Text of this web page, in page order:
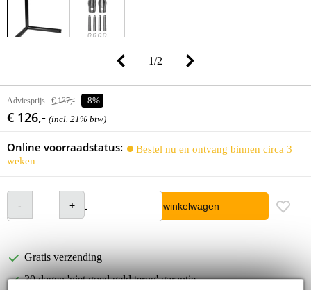
1/2
Adviesprijs € 137,- -8%
€ 126,- (incl. 21% btw)
Online voorraadstatus:
Bestel nu en ontvang binnen circa 3
weken
In winkelwagen
Gratis verzending
30 dagen 'niet goed geld terug' garantie